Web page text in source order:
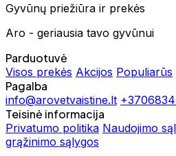
Gyvūnų priežiūra ir prekės
Aro - geriausia tavo gyvūnui
Parduotuvė
Visos prekės Akcijos Populiarūs
Pagalba
info@arovetvaistine.lt
Teisinė informacija
Privatumo politika Naudojimo
grąžinimo sąlygos